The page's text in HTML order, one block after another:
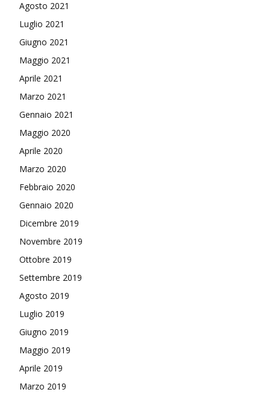
Agosto 2021
Luglio 2021
Giugno 2021
Maggio 2021
Aprile 2021
Marzo 2021
Gennaio 2021
Maggio 2020
Aprile 2020
Marzo 2020
Febbraio 2020
Gennaio 2020
Dicembre 2019
Novembre 2019
Ottobre 2019
Settembre 2019
Agosto 2019
Luglio 2019
Giugno 2019
Maggio 2019
Aprile 2019
Marzo 2019